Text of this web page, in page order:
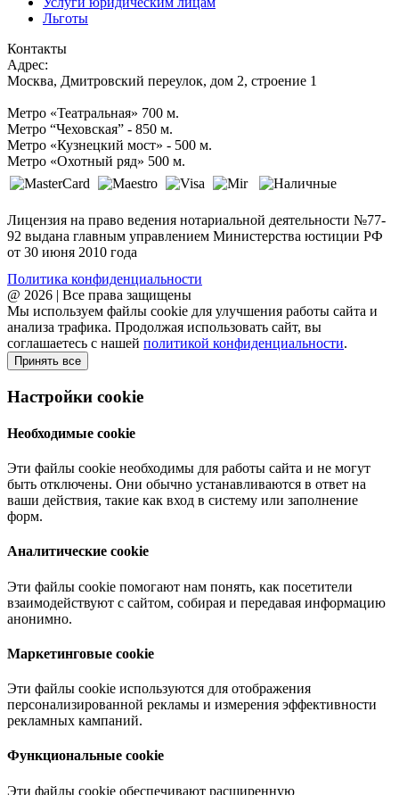
Льготы
Контакты
Адрес:
Москва, Дмитровский переулок, дом 2, строение 1
Метро «Театральная» 700 м.
Метро “Чеховская” - 850 м.
Метро «Кузнецкий мост» - 500 м.
Метро «Охотный ряд» 500 м.
Лицензия на право ведения нотариальной деятельности №77-
92 выдана главным управлением Министерства юстиции РФ
от 30 июня 2010 года
Политика конфиденциальности
@ 2026 | Все права защищены
Мы используем файлы cookie для улучшения работы сайта и
анализа трафика. Продолжая использовать сайт, вы
соглашаетесь с нашей политикой конфиденциальности.
Принять все
Настройки cookie
Необходимые cookie
Эти файлы cookie необходимы для работы сайта и не могут
быть отключены. Они обычно устанавливаются в ответ на
ваши действия, такие как вход в систему или заполнение
форм.
Аналитические cookie
Эти файлы cookie помогают нам понять, как посетители
взаимодействуют с сайтом, собирая и передавая информацию
анонимно.
Маркетинговые cookie
Эти файлы cookie используются для отображения
персонализированной рекламы и измерения эффективности
рекламных кампаний.
Функциональные cookie
Эти файлы cookie обеспечивают расширенную